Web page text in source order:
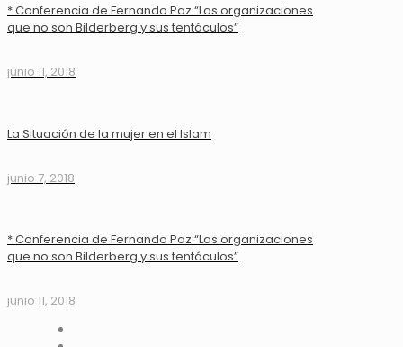
* Conferencia de Fernando Paz “Las organizaciones
que no son Bilderberg y sus tentáculos”
junio 11, 2018
La Situación de la mujer en el Islam
junio 7, 2018
* Conferencia de Fernando Paz “Las organizaciones
que no son Bilderberg y sus tentáculos”
junio 11, 2018